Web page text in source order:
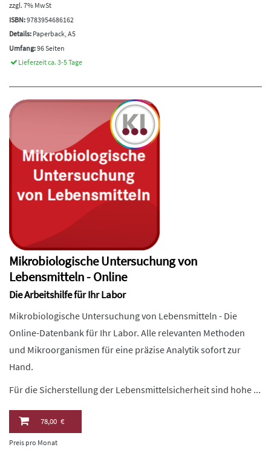
zzgl. 7% MwSt
ISBN:9783954686162
Details: Paperback, A5
Umfang:96 Seiten
Lieferzeit ca. 3-5 Tage
Mikrobiologische Untersuchung von
Lebensmitteln - Online
Die Arbeitshilfe für Ihr Labor
Mikrobiologische Untersuchung von Lebensmitteln - Die
Online-Datenbank für Ihr Labor. Alle relevanten Methoden
und Mikroorganismen für eine präzise Analytik sofort zur
Hand.
Für die Sicherstellung der Lebensmittelsicherheit sind hohe ...
78,00 €
Preis pro Monat